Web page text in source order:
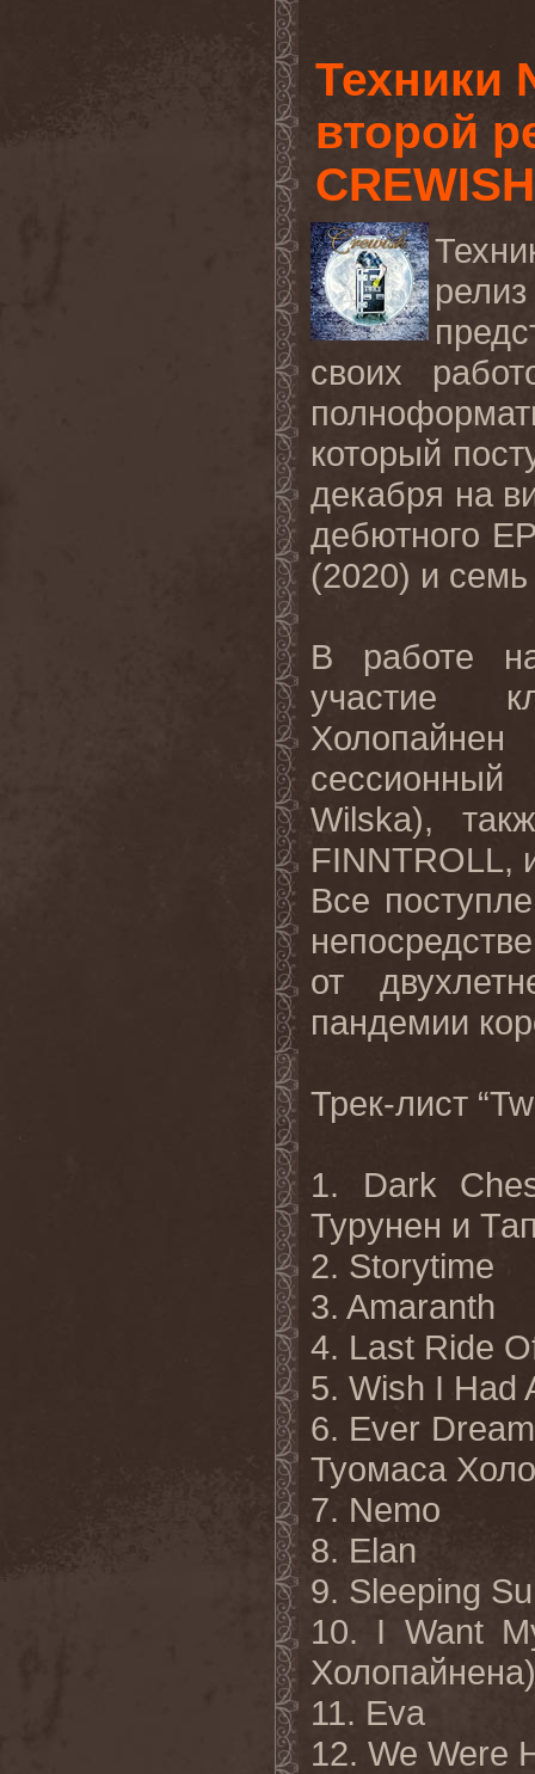
Техники
второй
CREWISH
своих
который
декабря на
дебютного EP
(2020) и
В работе
участие
Холопайнен
Wilska),
FINNTROLL,
Все
от
пандемии
Трек-лист “
1. Dark
Турунен и
2. Storytime
3. Amaranth
4. Last Ride
5. Wish I Had
6. Ever
Туомаса
7. Nemo
8. Elan
9. Sleeping
10. I Want
Холопайнена)
11. Eva
12. We Were